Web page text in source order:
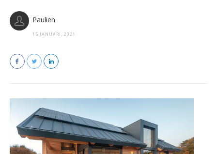
Paulien
15 JANUARI, 2021